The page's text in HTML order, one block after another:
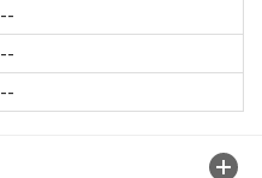
--
--
--